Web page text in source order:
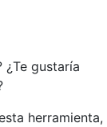
¿Te gustaría
herramienta,